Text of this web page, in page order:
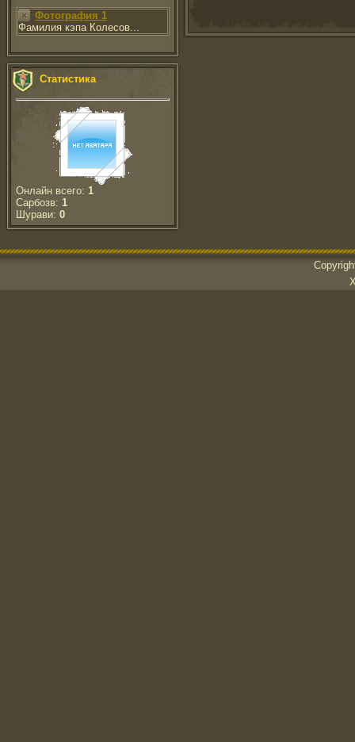
Фотография 1
Фамилия кэпа Колесов...
Статистика
Онлайн всего: 1
Сарбозв: 1
Шурави: 0